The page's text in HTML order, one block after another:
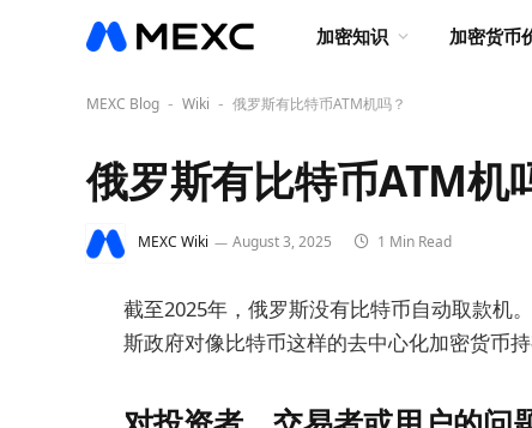
加密知识 加密货币
MEXC Blog - Wiki - 俄罗斯有比特币ATM机吗？
俄罗斯有比特币ATM机
MEXC Wiki August 3, 2025 1 Min Read
截至2025年，俄罗斯没有比特币自动取款机
斯政府对像比特币这样的去中心化加密货币持